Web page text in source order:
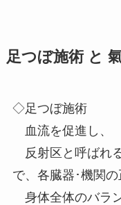
足つぼ施術 と
◇足つぼ施術
血流を促進し、
反射区と呼ばれ
で、各臓器･機関の
身体全体のバラ